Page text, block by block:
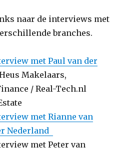
naar de interviews met
branches.
met Paul van der
Makelaars,
/ Real-Tech.nl
met Rianne van
Nederland
met Peter van